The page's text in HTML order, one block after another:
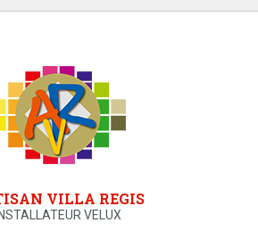
VILLA REGIS
INSTALLATEUR VELUX